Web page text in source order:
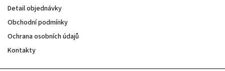
Detail objednávky
Obchodní podmínky
Ochrana osobních údajů
Kontakty